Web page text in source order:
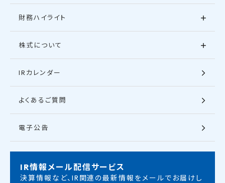
財務ハイライト
株式について
IRカレンダー
よくあるご質問
電子公告
IR情報メール配信サービス
決算情報など、IR関連の最新情報をメールでお届けし